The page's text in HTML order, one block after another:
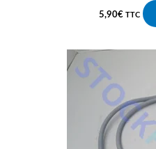
5,90€ TTC